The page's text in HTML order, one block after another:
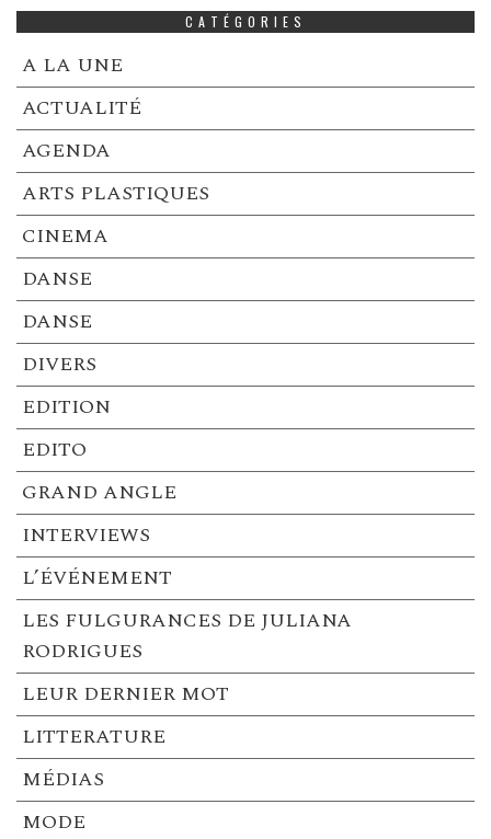
CATÉGORIES
A LA UNE
ACTUALITÉ
AGENDA
ARTS PLASTIQUES
CINEMA
DANSE
DANSE
DIVERS
EDITION
EDITO
GRAND ANGLE
INTERVIEWS
L’ÉVÉNEMENT
LES FULGURANCES DE JULIANA
RODRIGUES
LEUR DERNIER MOT
LITTERATURE
MÉDIAS
MODE